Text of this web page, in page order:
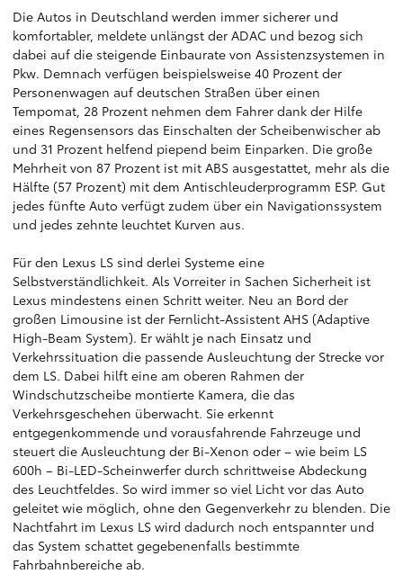
Die Autos in Deutschland werden immer sicherer und
komfortabler, meldete unlängst der ADAC und bezog sich
dabei auf die steigende Einbaurate von Assistenzsystemen in
Pkw. Demnach verfügen beispielsweise 40 Prozent der
Personenwagen auf deutschen Straßen über einen
Tempomat, 28 Prozent nehmen dem Fahrer dank der Hilfe
eines Regensensors das Einschalten der Scheibenwischer ab
und 31 Prozent helfend piepend beim Einparken. Die große
Mehrheit von 87 Prozent ist mit ABS ausgestattet, mehr als die
Hälfte (57 Prozent) mit dem Antischleuderprogramm ESP. Gut
jedes fünfte Auto verfügt zudem über ein Navigationssystem
und jedes zehnte leuchtet Kurven aus.
Für den Lexus LS sind derlei Systeme eine
Selbstverständlichkeit. Als Vorreiter in Sachen Sicherheit ist
Lexus mindestens einen Schritt weiter. Neu an Bord der
großen Limousine ist der Fernlicht-Assistent AHS (Adaptive
High-Beam System). Er wählt je nach Einsatz und
Verkehrssituation die passende Ausleuchtung der Strecke vor
dem LS. Dabei hilft eine am oberen Rahmen der
Windschutzscheibe montierte Kamera, die das
Verkehrsgeschehen überwacht. Sie erkennt
entgegenkommende und vorausfahrende Fahrzeuge und
steuert die Ausleuchtung der Bi-Xenon oder – wie beim LS
600h – Bi-LED-Scheinwerfer durch schrittweise Abdeckung
des Leuchtfeldes. So wird immer so viel Licht vor das Auto
geleitet wie möglich, ohne den Gegenverkehr zu blenden. Die
Nachtfahrt im Lexus LS wird dadurch noch entspannter und
das System schattet gegebenenfalls bestimmte
Fahrbahnbereiche ab.